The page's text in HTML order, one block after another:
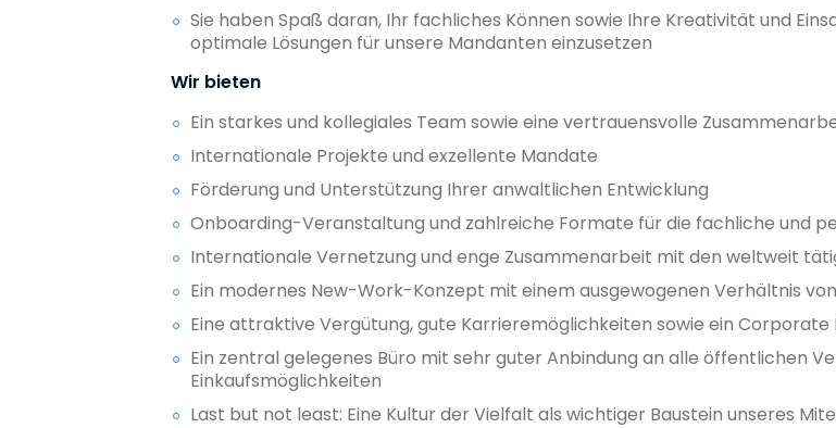
Sie haben Spaß daran, Ihr fachliches Können sowie Ihre Kreativität und
optimale Lösungen für unsere Mandanten einzusetzen
Wir bieten
Ein starkes und kollegiales Team sowie eine vertrauensvolle
Internationale Projekte und exzellente Mandate
Förderung und Unterstützung Ihrer anwaltlichen Entwicklung
Onboarding-Veranstaltung und zahlreiche Formate für die fachliche und
Internationale Vernetzung und enge Zusammenarbeit mit den weltweit
Ein modernes New-Work-Konzept mit einem ausgewogenen Verhältnis
Eine attraktive Vergütung, gute Karrieremöglichkeiten sowie ein
Ein zentral gelegenes Büro mit sehr guter Anbindung an alle öffentlichen
Einkaufsmöglichkeiten
Last but not least: Eine Kultur der Vielfalt als wichtiger Baustein unseres